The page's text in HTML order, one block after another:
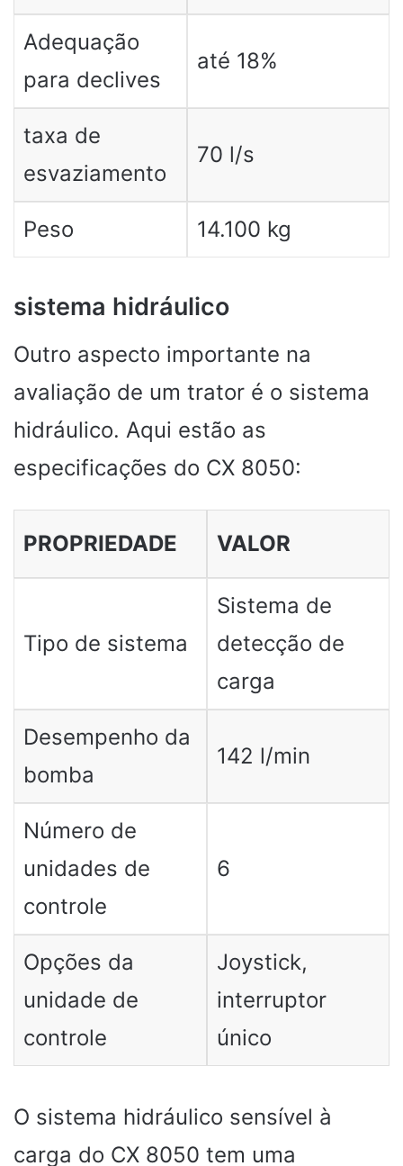
Adequação
para declives
até 18%
taxa de
esvaziamento
70 l/s
Peso 14.100 kg
sistema hidráulico
Outro aspecto importante na
avaliação de um trator é o sistema
hidráulico. Aqui estão as
especificações do CX 8050:
PROPRIEDADE VALOR
Tipo de sistema
Sistema de
detecção de
carga
Desempenho da
bomba
142 l/min
Número de
unidades de
controle
6
Opções da
unidade de
controle
Joystick,
interruptor
único
O sistema hidráulico sensível à
carga do CX 8050 tem uma